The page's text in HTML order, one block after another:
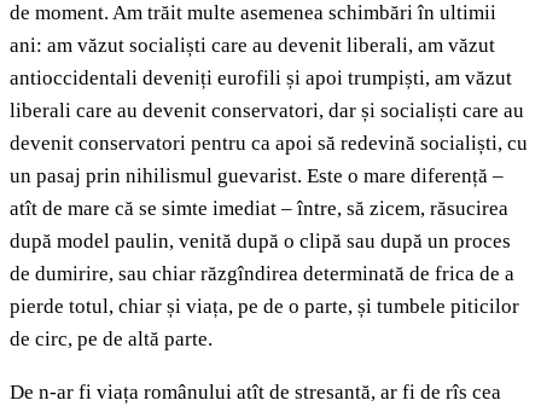
de moment. Am trăit multe asemenea schimbări în ultimii
ani: am văzut socialiști care au devenit liberali, am văzut
antioccidentali deveniți eurofili și apoi trumpiști, am văzut
liberali care au devenit conservatori, dar și socialiști care au
devenit conservatori pentru ca apoi să redevină socialiști, cu
un pasaj prin nihilismul guevarist. Este o mare diferență –
atît de mare că se simte imediat – între, să zicem, răsucirea
după model paulin, venită după o clipă sau după un proces
de dumirire, sau chiar răzgîndirea determinată de frica de a
pierde totul, chiar și viața, pe de o parte, și tumbele piticilor
de circ, pe de altă parte.
De n-ar fi viața românului atît de stresantă, ar fi de rîs cea